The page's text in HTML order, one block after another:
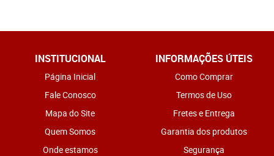
INSTITUCIONAL
Página Inicial
Fale Conosco
Mapa do Site
Quem Somos
Onde estamos
INFORMAÇÕES ÚTEIS
Como Comprar
Termos de Uso
Fretes e Entrega
Garantia dos produtos
Segurança